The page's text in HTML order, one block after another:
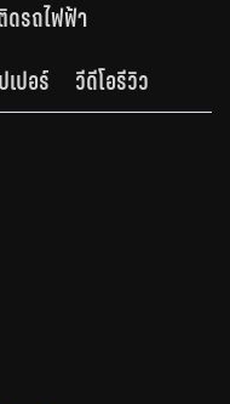
ดรถไฟฟ้า
เปอร์ วีดีโอรีวิว